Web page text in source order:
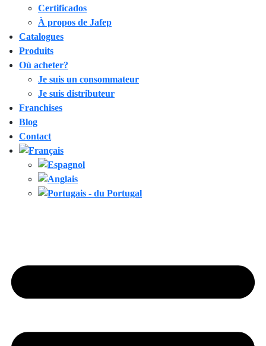
Certificados
À propos de Jafep
Catalogues
Produits
Où acheter?
Je suis un consommateur
Je suis distributeur
Franchises
Blog
Contact